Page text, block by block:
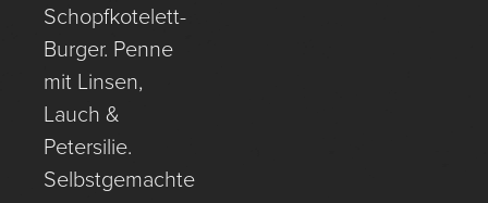
Schopfkotelett-
Burger. Penne
mit Linsen,
Lauch &
Petersilie.
Selbstgemachte